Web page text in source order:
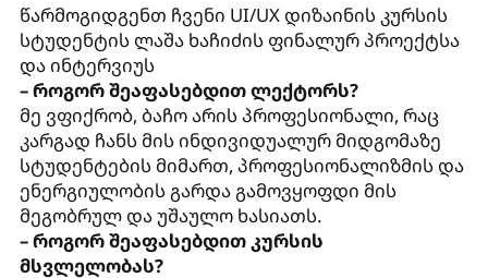
წარმოგიდგენთ ჩვენი UI/UX დიზაინის კურსის
სტუდენტის ლაშა ხაჩიძის ფინალურ პროექტსა
და ინტერვიუს
– როგორ შეაფასებდით ლექტორს?
მე ვფიქრობ, ბაჩო არის პროფესიონალი, რაც
კარგად ჩანს მის ინდივიდუალურ მიდგომაზე
სტუდენტების მიმართ, პროფესიონალიზმის და
ენერგიულობის გარდა გამოვყოფდი მის
მეგობრულ და უშაულო ხასიათს.
– როგორ შეაფასებდით კურსის
მსვლელობას?